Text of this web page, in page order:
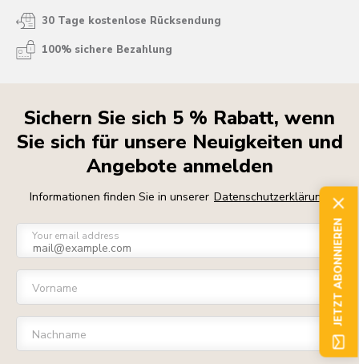
30 Tage kostenlose Rücksendung
100% sichere Bezahlung
Sichern Sie sich 5 % Rabatt, wenn
Sie sich für unsere Neuigkeiten und
Angebote anmelden
Informationen finden Sie in unserer Datenschutzerklärung
Your email address
Vorname
Nachname
JETZT ABONNIEREN